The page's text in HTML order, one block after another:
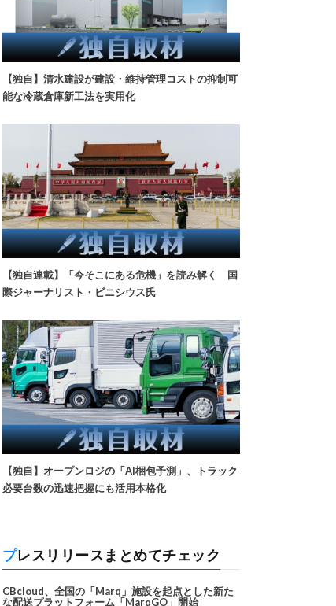
【独自】清水建設が建設・維持管理コストの抑制可
能な冷蔵倉庫新工法を実用化
【独自連載】「今そこにある危機」を読み解く 国
際ジャーナリスト・ビニシウス氏
【独自】オープンロジの「AI梱包予測」、トラック
必要台数の迅速把握にも活用本格化
プレスリリースまとめてチェック
CBcloud、全国の「Marq」施設を起点とした新た
な配送プラットフォーム「MarqGO」開始